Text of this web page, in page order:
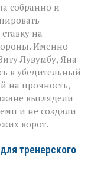
собранно и
на
Именно
Лувумбу, Яна
в убедительный
на прочность,
выглядели
и не создали
ворот.
тренерского